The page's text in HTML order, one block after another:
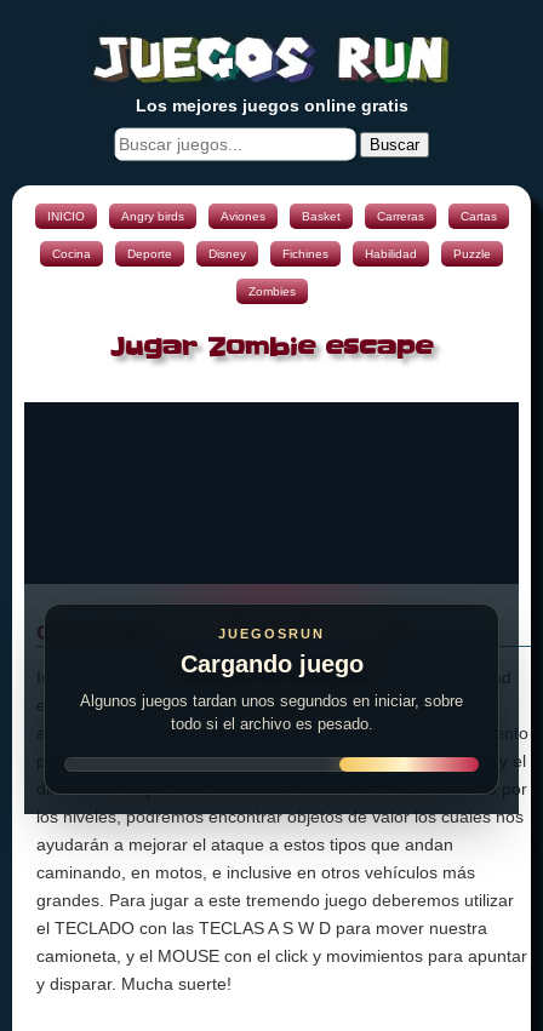
Los mejores juegos online gratis
Buscar
INICIO Angry birds Aviones Basket Carreras Cartas
Cocina Deporte Disney Fichines Habilidad Puzzle
Zombies
Jugar Zombie escape
JUEGOSRUN
Cargando juego
Algunos juegos tardan unos segundos en iniciar, sobre
todo si el archivo es pesado.
Cómo jugar:
Increíble juego en 3D donde debemos escapar en una ciudad
en ruinas y cuya destrucción total es inminente. Cuando
arrancamos a jugar deberemos elegir el lugar y el equipamiento
para atacar a los muertos vivos, estos dependerán del nivel y el
dinero con el que contemos en el momento. Al ir avanzando por
los niveles, podremos encontrar objetos de valor los cuales nos
ayudarán a mejorar el ataque a estos tipos que andan
caminando, en motos, e inclusive en otros vehículos más
grandes. Para jugar a este tremendo juego deberemos utilizar
el TECLADO con las TECLAS A S W D para mover nuestra
camioneta, y el MOUSE con el click y movimientos para apuntar
y disparar. Mucha suerte!